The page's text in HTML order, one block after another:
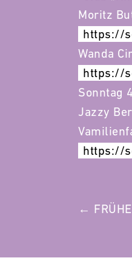
Moritz
https://
Wanda
https://
Sonntag
Jazzy
https://
POST
←